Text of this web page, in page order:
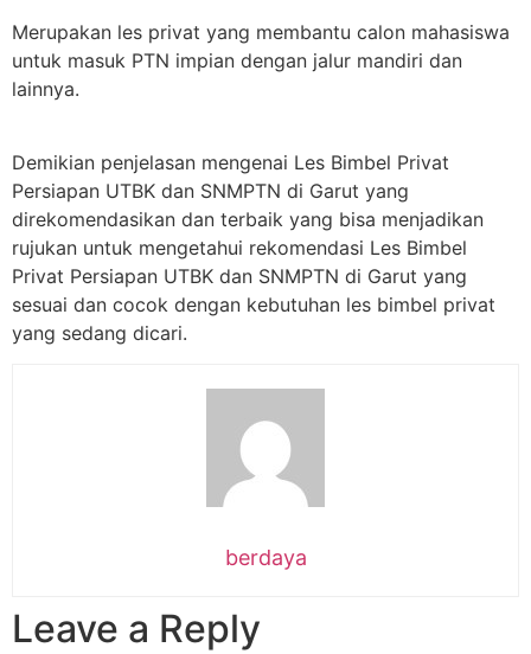
Merupakan les privat yang membantu calon mahasiswa
untuk masuk PTN impian dengan jalur mandiri dan
lainnya.
Demikian penjelasan mengenai Les Bimbel Privat
Persiapan UTBK dan SNMPTN di Garut yang
direkomendasikan dan terbaik yang bisa menjadikan
rujukan untuk mengetahui rekomendasi Les Bimbel
Privat Persiapan UTBK dan SNMPTN di Garut yang
sesuai dan cocok dengan kebutuhan les bimbel privat
yang sedang dicari.
berdaya
Leave a Reply